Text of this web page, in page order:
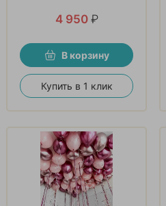
4 950 ₽
В корзину
Купить в 1 клик